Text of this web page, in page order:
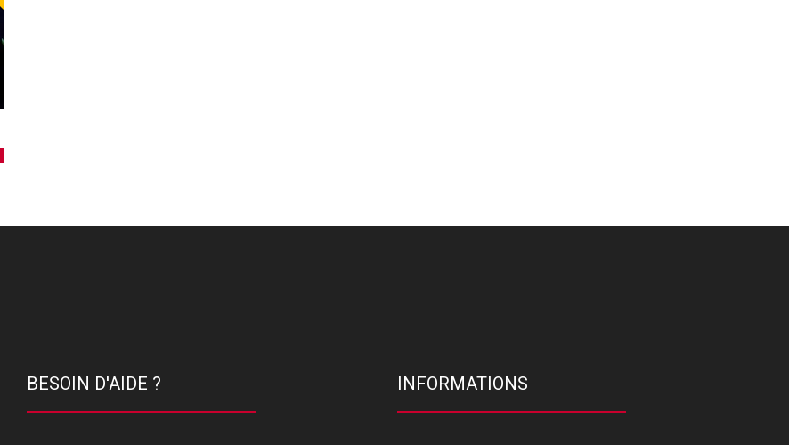
BESOIN D'AIDE ? INFORMATIONS